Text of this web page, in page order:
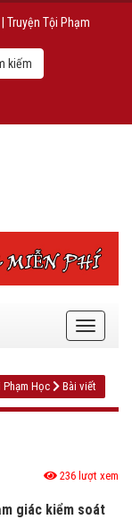
Truyện Tội Phạm
Phạm Học Bài viết
236 lượt xem
giác kiểm soát